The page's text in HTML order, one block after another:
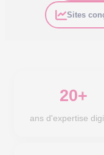
Sites
20+
ans d'expertise